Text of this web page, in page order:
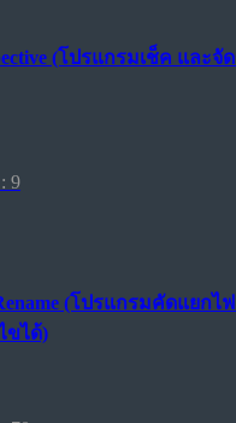
(โปรแกรมเช็ค และ
9
(โปรแกรมคัดแยกไ
ขได้)